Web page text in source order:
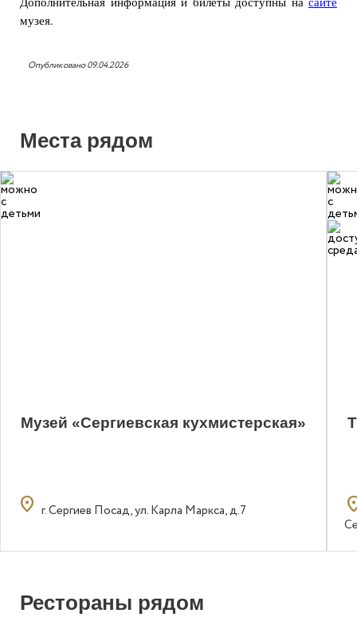
музея.
Опубликовано 09.04.2026
Места рядом
Музей «Сергиевская кухмистерская»
location_on г. Сергиев Посад, ул. Карла Маркса, д.7
Рестораны рядом